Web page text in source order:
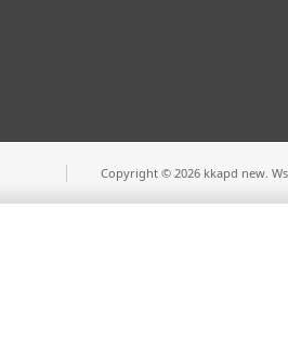
Copyright © 2026 kkapd new.